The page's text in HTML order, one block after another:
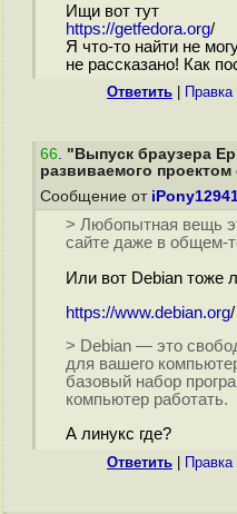
Ищи вот тут
https://getfedora.org/
Я что-то найти не
не рассказано! Как
Ответить Правка|
66. "Выпуск браузера
развиваемого проектом
Сообщение от
> Любопытная вещь
сайте даже в общем-
Или вот Debian тоже
https://www.debian.org/
> Debian — это
для вашего
базовый набор
компьютер работать.
А линукс где?
Ответить Правка|